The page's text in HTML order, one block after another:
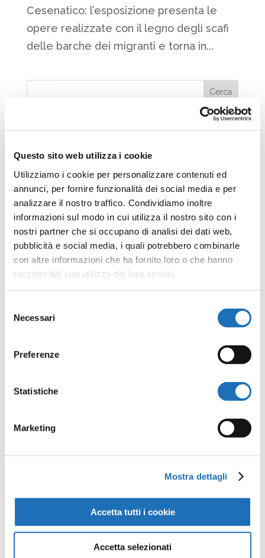
Questo sito web utilizza i cookie
Utilizziamo i cookie per personalizzare contenuti ed
annunci, per fornire funzionalità dei social media e per
analizzare il nostro traffico. Condividiamo inoltre
informazioni sul modo in cui utilizza il nostro sito con i
nostri partner che si occupano di analisi dei dati web,
pubblicità e social media, i quali potrebbero combinarle
con altre informazioni che ha fornito loro o che hanno
raccolto dal suo utilizzo dei loro servizi.
delNecessari
Preferenze
Statistiche
Marketing
Mostra dettagli
Accetta tutti i cookie
Accetta selezionati
Cesenatico: l’esposizione presenta le
opere realizzate con il legno degli scafi
delle barche dei migranti e torna in...
Articoli recenti
Laboratori estivi al Museo della Marineria
Il Museo della Marineria dà il bentornato
al trabaccolo centenario “Il Nuovo
Trionfo”
Il Museo della Marineria cerca 10 giovani
apprendisti di marineria tradizionale per il
progetto europeo TRANS MARIS
Cesenatico, il mio mare: gli affreschi di
sportivo
Commenti recenti